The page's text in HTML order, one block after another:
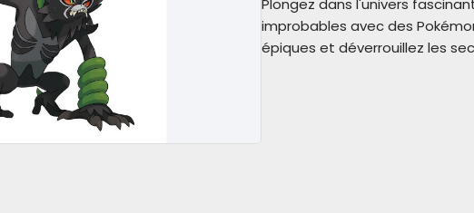
improbables avec des
épiques et déverrouillez les